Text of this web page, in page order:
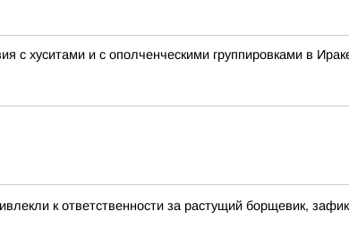
хуситами и с ополченческими группировками в
к ответственности за растущий борщевик,